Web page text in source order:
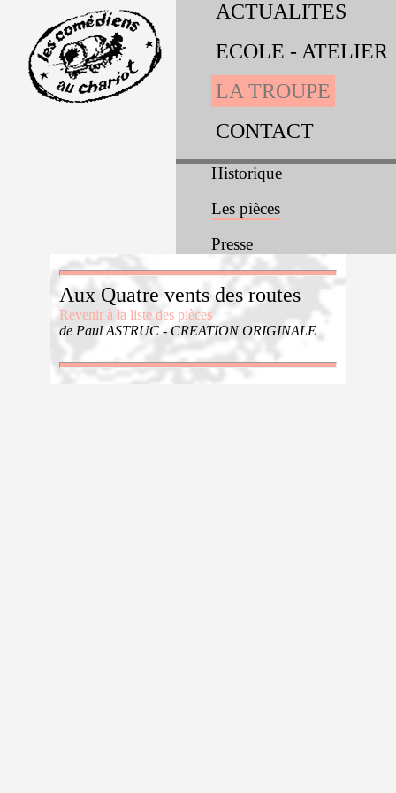
ACTUALITES
ECOLE - ATELIER
LA TROUPE
CONTACT
Historique
Les pièces
Presse
Aux Quatre vents des routes
Revenir à la liste des pièces
de Paul ASTRUC - CREATION ORIGINALE